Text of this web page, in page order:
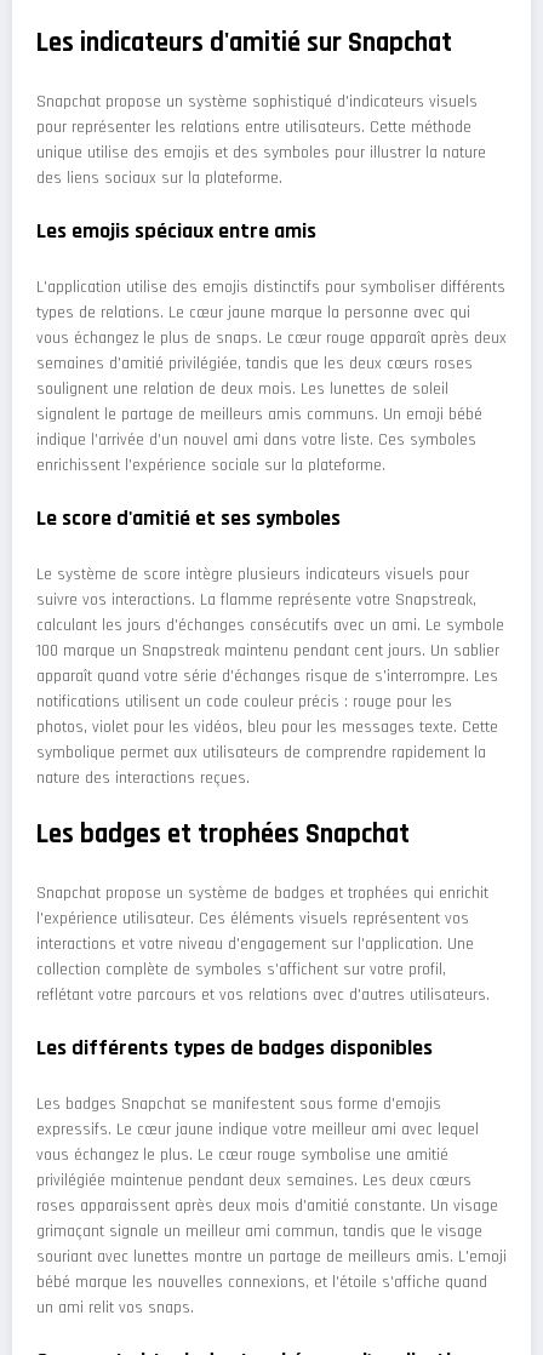
Les indicateurs d'amitié sur Snapchat
Snapchat propose un système sophistiqué d'indicateurs visuels
pour représenter les relations entre utilisateurs. Cette méthode
unique utilise des emojis et des symboles pour illustrer la nature
des liens sociaux sur la plateforme.
Les emojis spéciaux entre amis
L'application utilise des emojis distinctifs pour symboliser différents
types de relations. Le cœur jaune marque la personne avec qui
vous échangez le plus de snaps. Le cœur rouge apparaît après deux
semaines d'amitié privilégiée, tandis que les deux cœurs roses
soulignent une relation de deux mois. Les lunettes de soleil
signalent le partage de meilleurs amis communs. Un emoji bébé
indique l'arrivée d'un nouvel ami dans votre liste. Ces symboles
enrichissent l'expérience sociale sur la plateforme.
Le score d'amitié et ses symboles
Le système de score intègre plusieurs indicateurs visuels pour
suivre vos interactions. La flamme représente votre Snapstreak,
calculant les jours d'échanges consécutifs avec un ami. Le symbole
100 marque un Snapstreak maintenu pendant cent jours. Un sablier
apparaît quand votre série d'échanges risque de s'interrompre. Les
notifications utilisent un code couleur précis : rouge pour les
photos, violet pour les vidéos, bleu pour les messages texte. Cette
symbolique permet aux utilisateurs de comprendre rapidement la
nature des interactions reçues.
Les badges et trophées Snapchat
Snapchat propose un système de badges et trophées qui enrichit
l'expérience utilisateur. Ces éléments visuels représentent vos
interactions et votre niveau d'engagement sur l'application. Une
collection complète de symboles s'affichent sur votre profil,
reflétant votre parcours et vos relations avec d'autres utilisateurs.
Les différents types de badges disponibles
Les badges Snapchat se manifestent sous forme d'emojis
expressifs. Le cœur jaune indique votre meilleur ami avec lequel
vous échangez le plus. Le cœur rouge symbolise une amitié
privilégiée maintenue pendant deux semaines. Les deux cœurs
roses apparaissent après deux mois d'amitié constante. Un visage
grimaçant signale un meilleur ami commun, tandis que le visage
souriant avec lunettes montre un partage de meilleurs amis. L'emoji
bébé marque les nouvelles connexions, et l'étoile s'affiche quand
un ami relit vos snaps.